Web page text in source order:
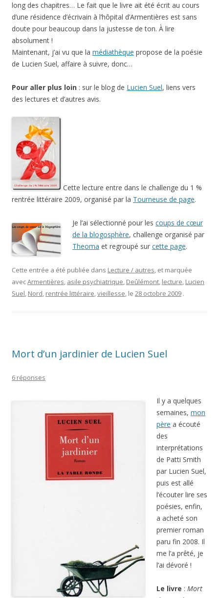
long des chapitres… Le fait que le livre ait été écrit au cours
d’une résidence d’écrivain à l’hôpital d’Armentières est sans
doute pour beaucoup dans la justesse de ton. À lire
absolument !
Maintenant, j’ai vu que la médiathèque propose de la poésie
de Lucien Suel, affaire à suivre, donc…
Pour aller plus loin : sur le blog de Lucien Suel, liens vers
des lectures et d’autres avis.
Cette lecture entre dans le challenge du 1 %
rentrée littéraire 2009, organisé par la Tourneuse de page.
Je l’ai sélectionné pour les coups de cœur
de la blogosphère, challenge organisé par
Theoma et regroupé sur cette page.
Cette entrée a été publiée dans Lecture / autres, et marquée
avecArmentières, asile psychiatrique, Deûlémont, lecture, Lucien
Suel, Nord, rentrée littéraire,vieillesse, le 28 octobre 2009 .
Mort d’un jardinier de Lucien Suel
6 réponses
Il y a quelques
semaines, mon
père a écouté
des
interprétations
de Patti Smith
par Lucien Suel,
puis est allé
l’écouter lire ses
poésies, enfin,
a acheté son
premier roman
paru fin 2008. Il
me l’a prêté, je
l’ai dévoré !
Le livre : Mort